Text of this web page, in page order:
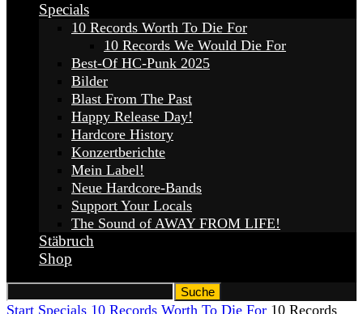
Specials
10 Records Worth To Die For
10 Records We Would Die For
Best-Of HC-Punk 2025
Bilder
Blast From The Past
Happy Release Day!
Hardcore History
Konzertberichte
Mein Label!
Neue Hardcore-Bands
Support Your Locals
The Sound of AWAY FROM LIFE!
Stäbruch
Shop
Start Specials 10 Records Worth To Die For 10 Records